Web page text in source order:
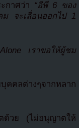
กาศว่า “อีพี 6 ของ
จะเลื่อนออกไป 1
เราขอให้ผู้ชม
บุคคลต่างๆจากหลาก
ด้วย (ไม่อนุญาตให้